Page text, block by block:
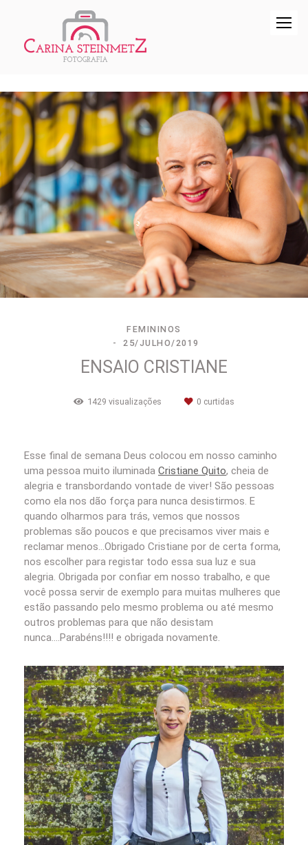
FEMININOS
25/JULHO/2019
ENSAIO CRISTIANE
1429 visualizações 0 curtidas
Esse final de semana Deus colocou em nosso caminho
uma pessoa muito iluminada Cristiane Quito, cheia de
alegria e transbordando vontade de viver! São pessoas
como ela nos dão força para nunca desistirmos. E
quando olharmos para trás, vemos que nossos
problemas são poucos e que precisamos viver mais e
reclamar menos...Obrigado Cristiane por de certa forma,
nos escolher para registar todo essa sua luz e sua
alegria. Obrigada por confiar em nosso trabalho, e que
você possa servir de exemplo para muitas mulheres que
estão passando pelo mesmo problema ou até mesmo
outros problemas para que não desistam
nunca….Parabéns!!!! e obrigada novamente.